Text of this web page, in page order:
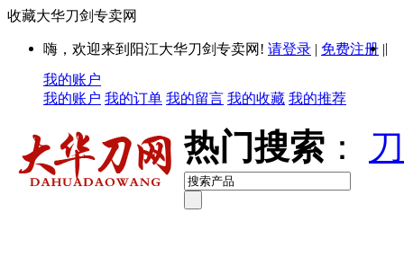
收藏大华刀剑专卖网
嗨，欢迎来到阳江大华刀剑专卖网! 请登录 | 免费注册 ||
我的账户
我的账户 我的订单 我的留言 我的收藏 我的推荐
热门搜索 ：